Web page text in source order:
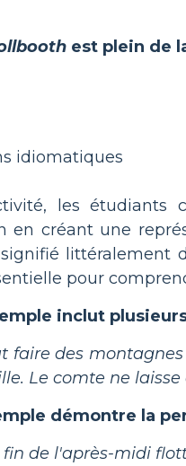
est plein de
idiomatiques
les
en créant une
littéralement
pour
inclut
faire des
Le comte ne
démontre la
fin de l'après-midi